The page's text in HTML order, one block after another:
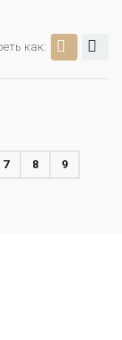
как:
7 8 9